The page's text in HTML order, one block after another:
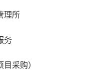
理所
务
采购）